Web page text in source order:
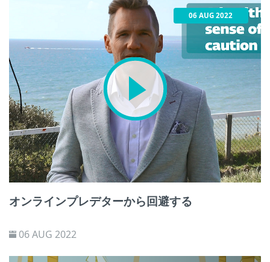
06 AUG 2022
オンラインプレデターから回避する
06 AUG 2022